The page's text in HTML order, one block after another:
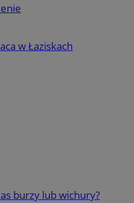
w Łaziskach
burzy lub wichury?